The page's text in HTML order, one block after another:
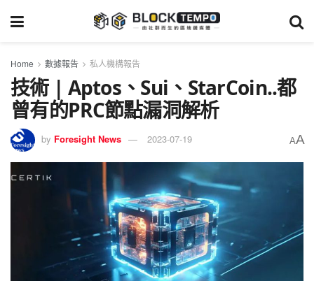
Home 數據報告 私人機構報告
技術 | Aptos、Sui、StarCoin..都
曾有的PRC節點漏洞解析
by Foresight News 2023-07-19 AA